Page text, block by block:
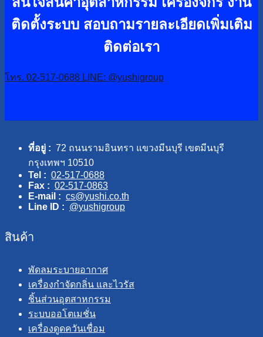
ติดตั้งระบบ สอบถามรายละเอียดเพิ่มเติม
ติดต่อเรา
โทร. 02-517-0688 LINE: @yushigroup
ที่อยู่ : 72 ถนนรามอินทรา แขวงมีนบุรี เขตมีนบุรี
กรุงเทพฯ 10510
Tel : 02-517-0688
Fax : 02-517-0863
E-mail : cs@yushi.co.th
Line ID : @yushigroup
สินค้า
พัดลมระบายอากาศ
เครื่องกำจัดกลิ่น และไวรัส
ชิ้นส่วนอุตสาหกรรม
ระบบออโตเมชั่น
เครื่องดูดควันเชื่อม